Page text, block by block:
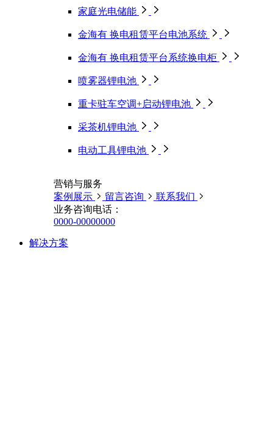
家庭光电储能
金海有 换电租赁平台电池系统
金海有 换电租赁平台系统换电柜
喷雾器锂电池
重卡驻车空调+启动锂电池
采茶机锂电池
电动工具锂电池
营销与服务
案例展示
留言咨询
联系我们
业务咨询电话：
0000-00000000
解决方案